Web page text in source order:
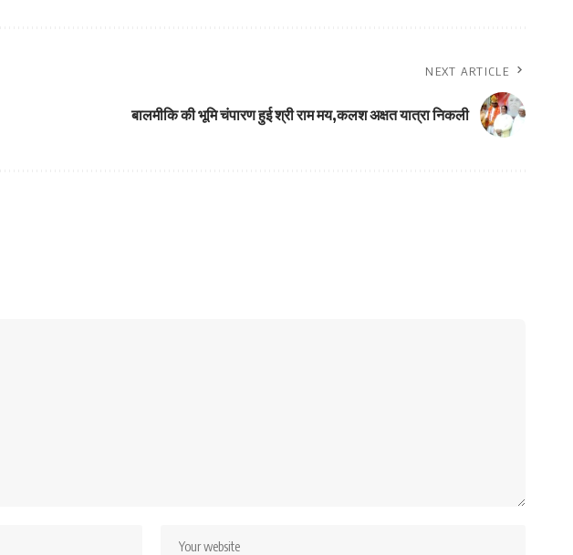
NEXT ARTICLE
बालमीकि की भूमि चंपारण हुई श्री राम मय,कलश अक्षत यात्रा निकली